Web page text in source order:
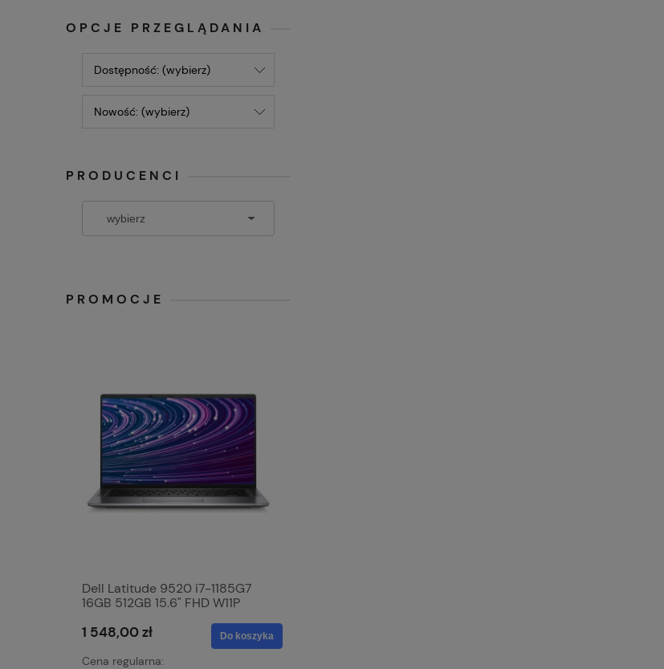
OPCJE PRZEGLĄDANIA
Dostępność: (wybierz)
Nowość: (wybierz)
PRODUCENCI
PROMOCJE
Dell Latitude 9520 i7-1185G7
16GB 512GB 15,6" FHD W11P
1 548,00 zł
Cena regularna:
Do koszyka